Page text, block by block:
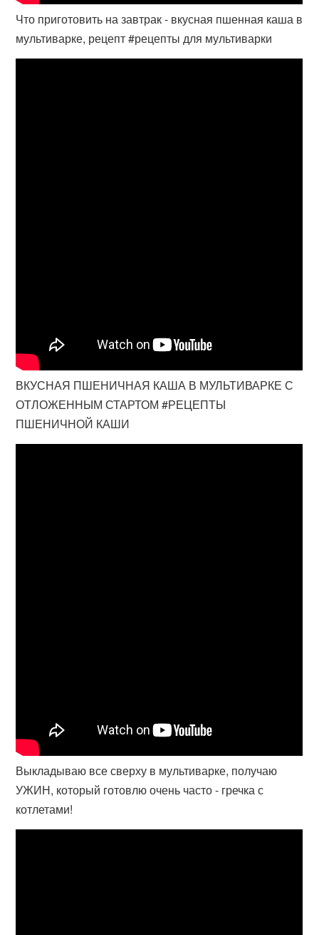
Что приготовить на завтрак - вкусная пшенная каша в
мультиварке, рецепт #рецепты для мультиварки
ВКУСНАЯ ПШЕНИЧНАЯ КАША В МУЛЬТИВАРКЕ С
ОТЛОЖЕННЫМ СТАРТОМ #РЕЦЕПТЫ
ПШЕНИЧНОЙ КАШИ
Выкладываю все сверху в мультиварке, получаю
УЖИН, который готовлю очень часто - гречка с
котлетами!